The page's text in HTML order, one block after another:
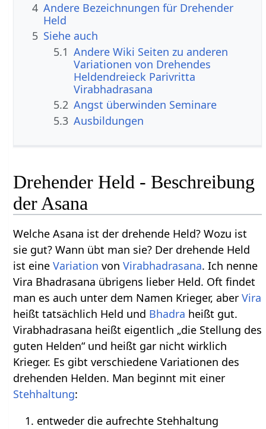
4 Andere Bezeichnungen für Drehender
Held
5 Siehe auch
5.1 Andere Wiki Seiten zu anderen
Variationen von Drehendes
Heldendreieck Parivritta
Virabhadrasana
5.2 Angst überwinden Seminare
5.3 Ausbildungen
Drehender Held - Beschreibung
der Asana
Welche Asana ist der drehende Held? Wozu ist
sie gut? Wann übt man sie? Der drehende Held
ist eineVariation vonVirabhadrasana. Ich nenne
Vira Bhadrasana übrigens lieber Held. Oft findet
man es auch unter dem Namen Krieger, aberVira
heißt tatsächlich Held und Bhadra heißt gut.
Virabhadrasana heißt eigentlich „die Stellung des
guten Helden“ und heißt gar nicht wirklich
Krieger. Es gibt verschiedene Variationen des
drehenden Helden. Man beginnt mit einer
Stehhaltung:
entweder die aufrechte Stehhaltung